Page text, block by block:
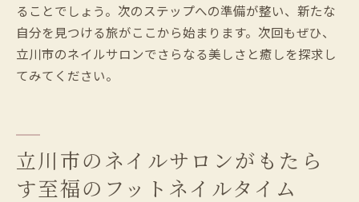
ることでしょう。次のステップへの準備が整い、新たな
自分を見つける旅がここから始まります。次回もぜひ、
立川市のネイルサロンでさらなる美しさと癒しを探求し
てみてください。
立川市のネイルサロンがもたら
す至福のフットネイルタイム